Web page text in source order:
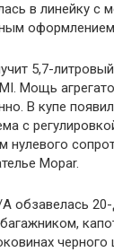
в линейку с
5,7-
Мощь
В купе
с
нулевого
Mopar.
обзавелась
черного